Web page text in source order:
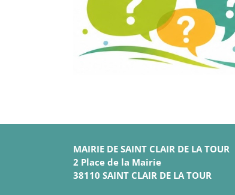
MAIRIE DE SAINT CLAIR DE LA TOUR
2 Place de la Mairie
38110 SAINT CLAIR DE LA TOUR